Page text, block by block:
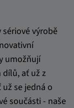
výrobě
umožňují
ať už z
se jedná o
součásti - naše